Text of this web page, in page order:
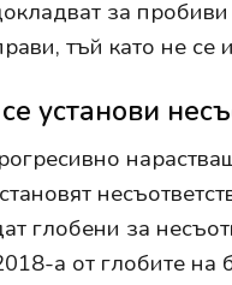
за
тъй като не се
установи
глобени за
а от глобите на